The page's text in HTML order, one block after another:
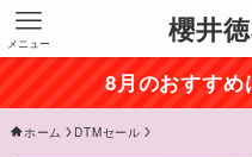
櫻井
メニュー
8月のおすす
ホーム DTMセール